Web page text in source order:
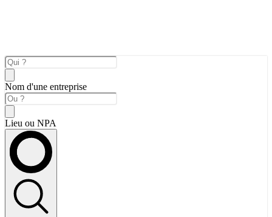
Nom d'une entreprise
Lieu ou NPA